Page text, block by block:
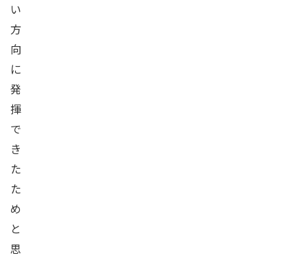
い
方
向
に
発
揮
で
き
た
た
め
と
思